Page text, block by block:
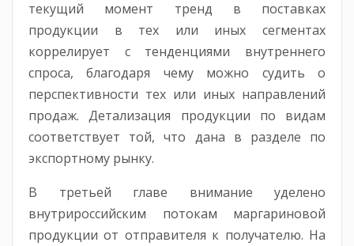
текущий момент тренд в поставках
продукции в тех или иных сегментах
коррелирует с тенденциями внутреннего
спроса, благодаря чему можно судить о
перспективности тех или иных направлений
продаж. Детализация продукции по видам
соответствует той, что дана в разделе по
экспортному рынку.
В третьей главе внимание уделено
внутрироссийским потокам маргариновой
продукции от отправителя к получателю. На